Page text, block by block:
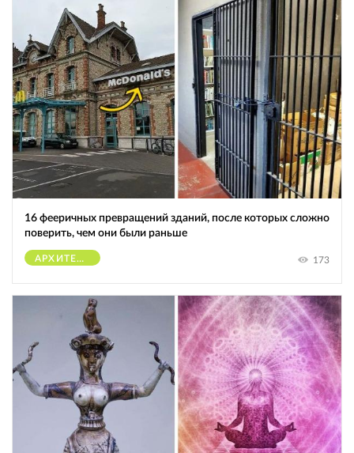
16 фееричных превращений зданий, после которых сложно
поверить, чем они были раньше
АРХИТЕКТУРА 173